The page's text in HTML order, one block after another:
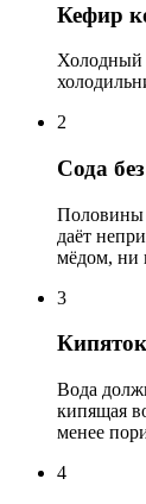
Кефир
Холодный
2
Сода
Половины
даёт
мёдом, ни
3
Вода
кипящая
менее
4